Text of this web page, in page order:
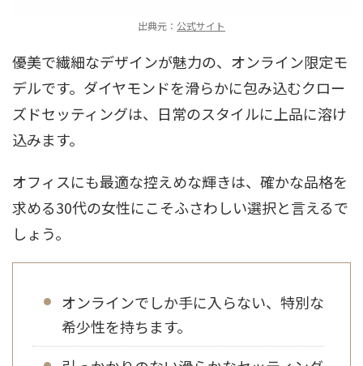
出典元： 公式サイト
優美で繊細なデザインが魅力の、オンライン限定モ
デルです。ダイヤモンドを滑らかに包み込むクロー
ズドセッティングは、日常のスタイルに上品に溶け
込みます。
オフィスにも最適な控えめな輝きは、確かな品格を
求める30代の女性にこそふさわしい選択と言えるで
しょう。
オンラインでしか手に入らない、特別な
希少性を持ちます。